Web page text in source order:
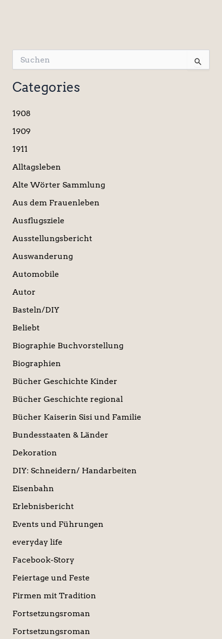
u
c
h
n
a
h
Categories
1908
1909
1911
Alltagsleben
Alte Wörter Sammlung
Aus dem Frauenleben
Ausflugsziele
Ausstellungsbericht
Auswanderung
Automobile
Autor
Basteln/DIY
Beliebt
Biographie Buchvorstellung
Biographien
Bücher Geschichte Kinder
Bücher Geschichte regional
Bücher Kaiserin Sisi und Familie
Bundesstaaten & Länder
Dekoration
DIY: Schneidern/ Handarbeiten
Eisenbahn
Erlebnisbericht
Events und Führungen
everyday life
Facebook-Story
Feiertage und Feste
Firmen mit Tradition
Fortsetzungsroman
Fortsetzungsroman